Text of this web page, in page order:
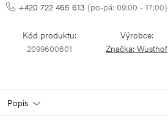
+420 722 465 613 (po-pá: 09:00 - 17:00)
Kód produktu:
2099600601
Výrobce:
Značka:Wusthof
Popis